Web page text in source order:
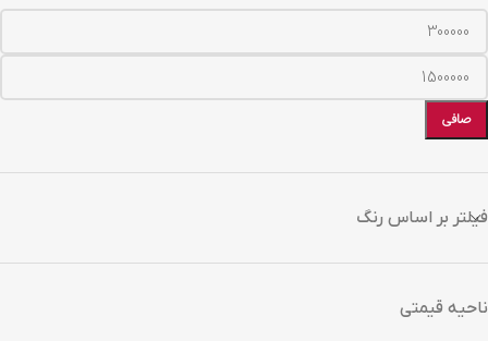
صافی
فیلتر بر اساس رنگ
ناحیه قیمتی